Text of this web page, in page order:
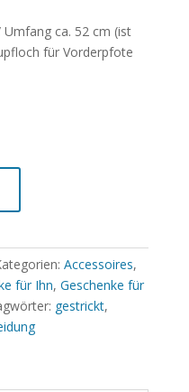
Umfang ca. 52 cm (ist
für Vorderpfote
Accessoires,
für Ihn, Geschenke für
gestrickt,